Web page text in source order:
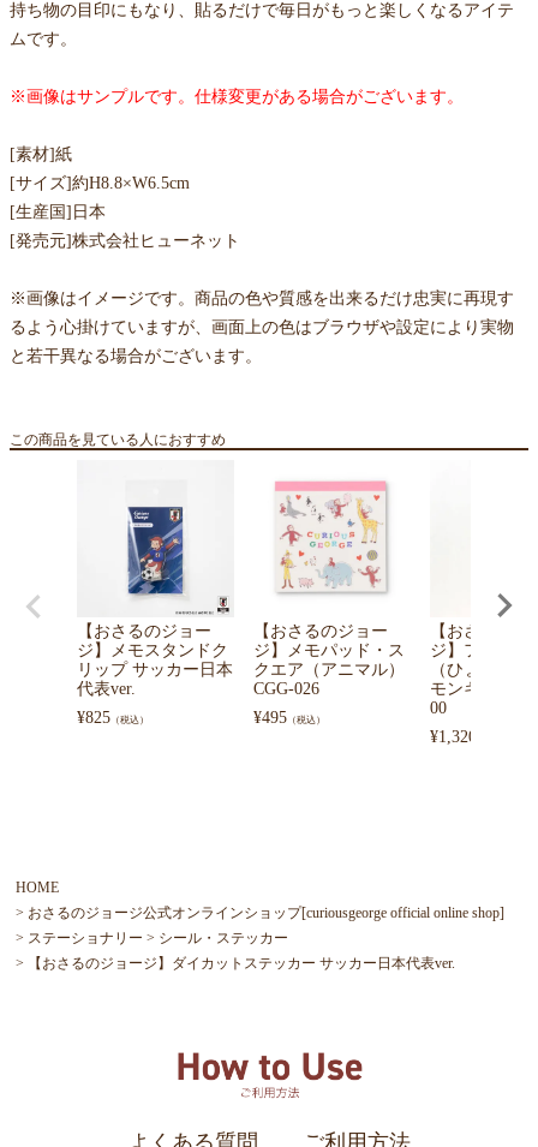
持ち物の目印にもなり、貼るだけで毎日がもっと楽しくなるアイテ
ムです。
※画像はサンプルです。仕様変更がある場合がございます。
[素材]紙
[サイズ]約H8.8×W6.5cm
[生産国]日本
[発売元]株式会社ヒューネット
※画像はイメージです。商品の色や質感を出来るだけ忠実に再現す
るよう心掛けていますが、画面上の色はブラウザや設定により実物
と若干異なる場合がございます。
この商品を見ている人におすすめ
【おさるのジョー
ジ】メモスタンドク
リップ サッカー日本
代表ver.
¥825 （税込）
【おさるのジョー
ジ】メモパッド・ス
クエア（アニマル）
CGG-026
¥495 （税込）
【おさるのジ
ジ】フェイス
（ひょっこり
モンキー）
00
¥1,320
HOME
おさるのジョージ公式オンラインショップ[curiousgeorge official online shop]
ステーショナリー
シール・ステッカー
【おさるのジョージ】ダイカットステッカー サッカー日本代表ver.